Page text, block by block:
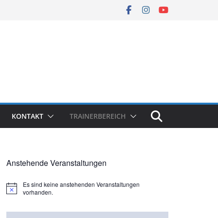
KONTAKT TRAINERBEREICH
Anstehende Veranstaltungen
H
Es sind keine anstehenden Veranstaltungen
vorhanden.